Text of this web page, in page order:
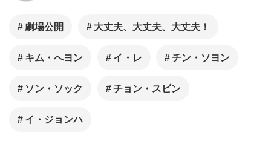
劇場公開 大丈夫、大丈夫、大丈夫！
キム・へヨン イ・レ チン・ソヨン
ソン・ソック チョン・スビン
イ・ジョンハ